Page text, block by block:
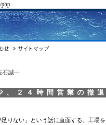
php
誠一
、２４時間営業の撤退
りない」という話に直面する。工場を